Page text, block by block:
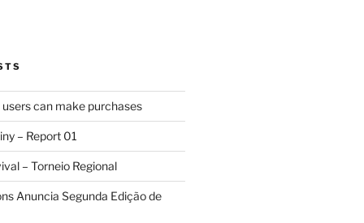
can make purchases
– Report 01
– Torneio Regional
Anuncia Segunda Edição de